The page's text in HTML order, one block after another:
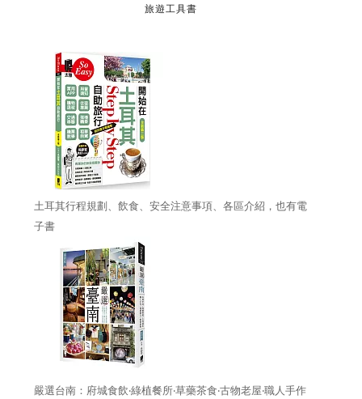
旅遊工具書
土耳其行程規劃、飲食、安全注意事項、各區介紹，也有電
子書
嚴選台南：府城食飲‧綠植餐所‧草藥茶食‧古物老屋‧職人手作